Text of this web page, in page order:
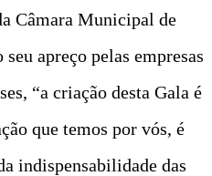
Câmara Municipal de
apreço pelas empresas
“a criação desta Gala é
que temos por vós, é
indispensabilidade das